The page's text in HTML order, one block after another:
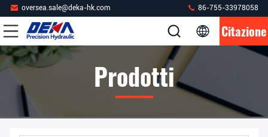
oversea.sale@deka-hk.com 86-755-33978058
Citazione
Prodotti